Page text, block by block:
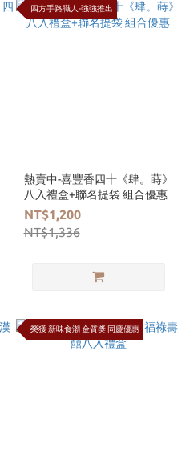
四方手路職人-強強推出
熱賣中-喜豐香四十《肆。蒔》
八入禮盒+聯名提袋 組合優惠
NT$1,200
NT$1,336
榮獲 新味食潮 金質獎 同慶優惠